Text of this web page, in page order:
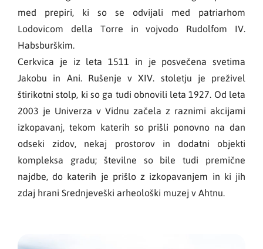
med prepiri, ki so se odvijali med patriarhom
Lodovicom della Torre in vojvodo Rudolfom IV.
Habsburškim.
Cerkvica je iz leta 1511 in je posvečena svetima
Jakobu in Ani. Rušenje v XIV. stoletju je preživel
štirikotni stolp, ki so ga tudi obnovili leta 1927. Od leta
2003 je Univerza v Vidnu začela z raznimi akcijami
izkopavanj, tekom katerih so prišli ponovno na dan
odseki zidov, nekaj prostorov in dodatni objekti
kompleksa gradu; številne so bile tudi premične
najdbe, do katerih je prišlo z izkopavanjem in ki jih
zdaj hrani Srednjeveški arheološki muzej v Ahtnu.